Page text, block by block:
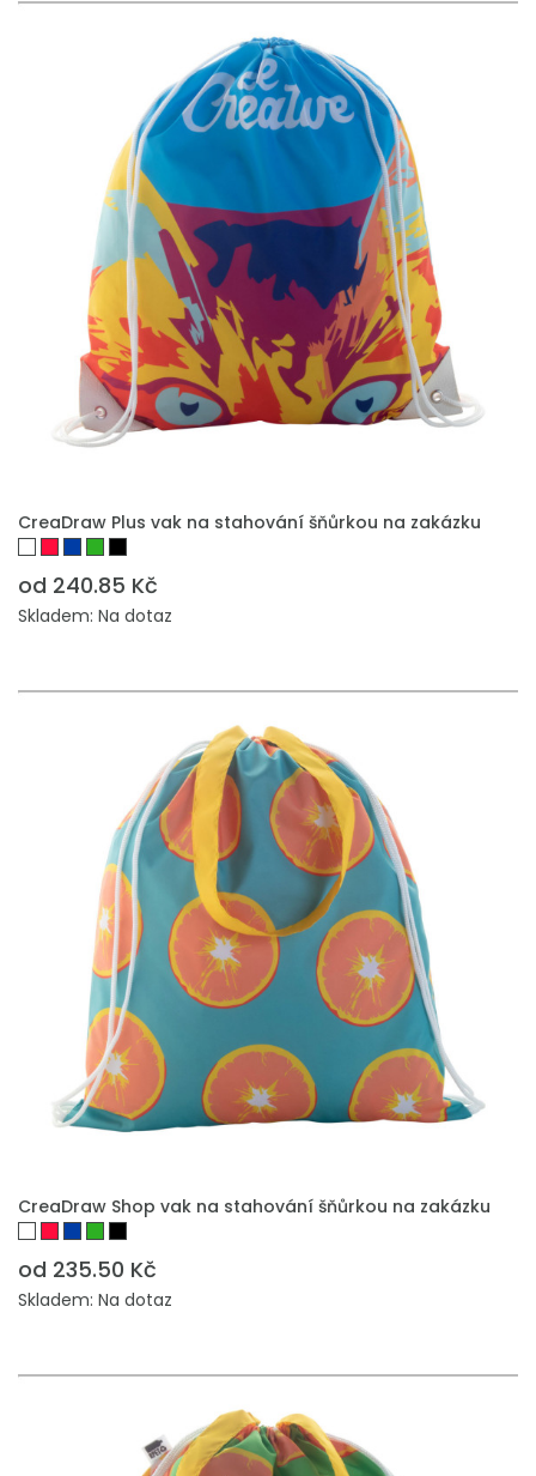
PŘIDAT DO POPTÁVKY
CreaDraw Plus vak na stahování šňůrkou na zakázku
od 240.85 Kč
Skladem: Na dotaz
PŘIDAT DO POPTÁVKY
CreaDraw Shop vak na stahování šňůrkou na zakázku
od 235.50 Kč
Skladem: Na dotaz